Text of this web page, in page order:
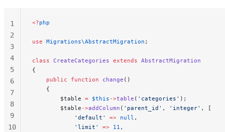
<?php
use Migrations\AbstractMigration ;
class CreateCategories extends AbstractMigration
{
    public
function change ()
    {
        $table
= $this ->table ( 'categories' );
        $table
->addColumn ( 'parent_id' , 'integer' , [
            'default'
=> null ,
            'limit'
=> 11 ,
1
2
3
4
5
6
7
8
9
10